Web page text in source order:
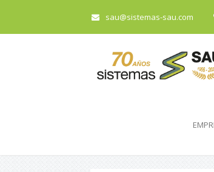
sau@sistemas-sau.com